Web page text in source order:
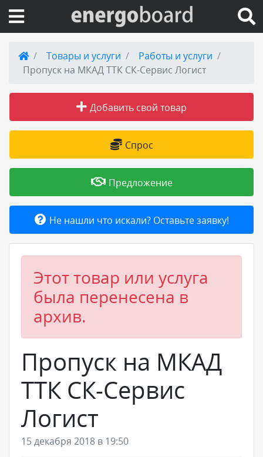
Вход на сайт
Публикации
Товары и услуги
Добавить товар или услугу
Товары и услуги
Работы и услуги
Пропуск на МКАД ТТК СК-Сервис Логист
Добавить свой товар
Спрос
Предложение
Не нашли что искали? Оставьте заявку!
Этот товар или услуга
была перенесена в
архив.
Пропуск на МКАД
ТТК СК-Сервис
Логист
15 декабря 2018 в 19:50